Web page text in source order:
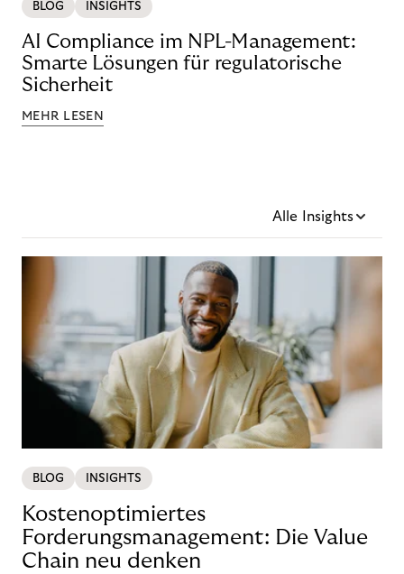
BLOG INSIGHTS
AI Compliance im NPL-Management:
Smarte Lösungen für regulatorische
Sicherheit
MEHR LESEN
Alle Insights
BLOG INSIGHTS
Kostenoptimiertes
Forderungsmanagement: Die Value
Chain neu denken